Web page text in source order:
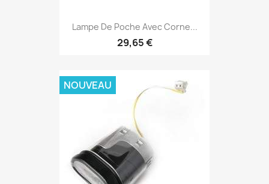
Lampe De Poche Avec Corne...
29,65 €
NOUVEAU